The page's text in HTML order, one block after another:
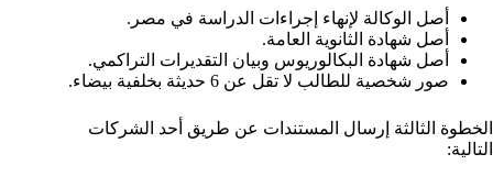
أصل الوكالة لإنهاء إجراءات الدراسة في مصر.
أصل شهادة الثانوية العامة.
أصل شهادة البكالوريوس وبيان التقديرات التراكمي.
صور شخصية للطالب لا تقل عن 6 حديثة بخلفية بيضاء.
الخطوة الثالثة إرسال المستندات عن طريق أحد الشركات
التالية: